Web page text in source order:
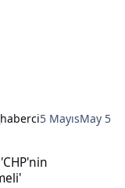
5 MayısMay 5